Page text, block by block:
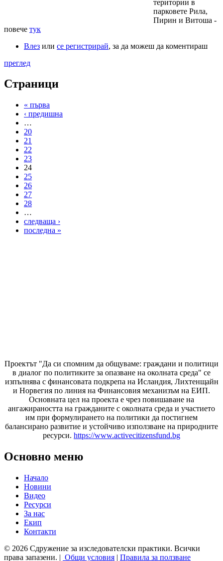
територии в
парковете Рила,
Пирин и Витоша -
повече тук
Влез или се регистрирай, за да можеш да коментираш
преглед
Страници
« първа
‹ предишна
…
20
21
22
23
24
25
26
27
28
…
следваща ›
последна »
Проектът "Да си спомним да общуваме: граждани и политици
в диалог по политиките за опазване на околната среда" се
изпълнява с финансовата подкрепа на Исландия, Лихтенщайн
и Норвегия по линия на Финансовия механизъм на ЕИП.
Основната цел на проекта е чрез повишаване на
ангажираността на гражданите с околната среда и участието
им при формулирането на политики да постигнем
балансирано развитие и устойчиво използване на природните
ресурси. https://www.activecitizensfund.bg
Основно меню
Начало
Новини
Видео
Ресурси
За нас
Екип
Контакти
© 2026 Сдружение за изследователски практики. Всички
права запазени. | Общи условия | Правила за ползване